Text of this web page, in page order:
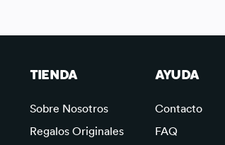
TIENDA
Sobre Nosotros
Regalos Originales
AYUDA
Contacto
FAQ